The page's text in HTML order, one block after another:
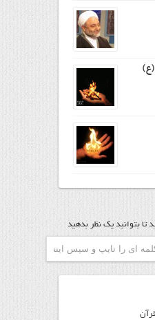
(ع)
تا بتوانید یک نظر بدهید